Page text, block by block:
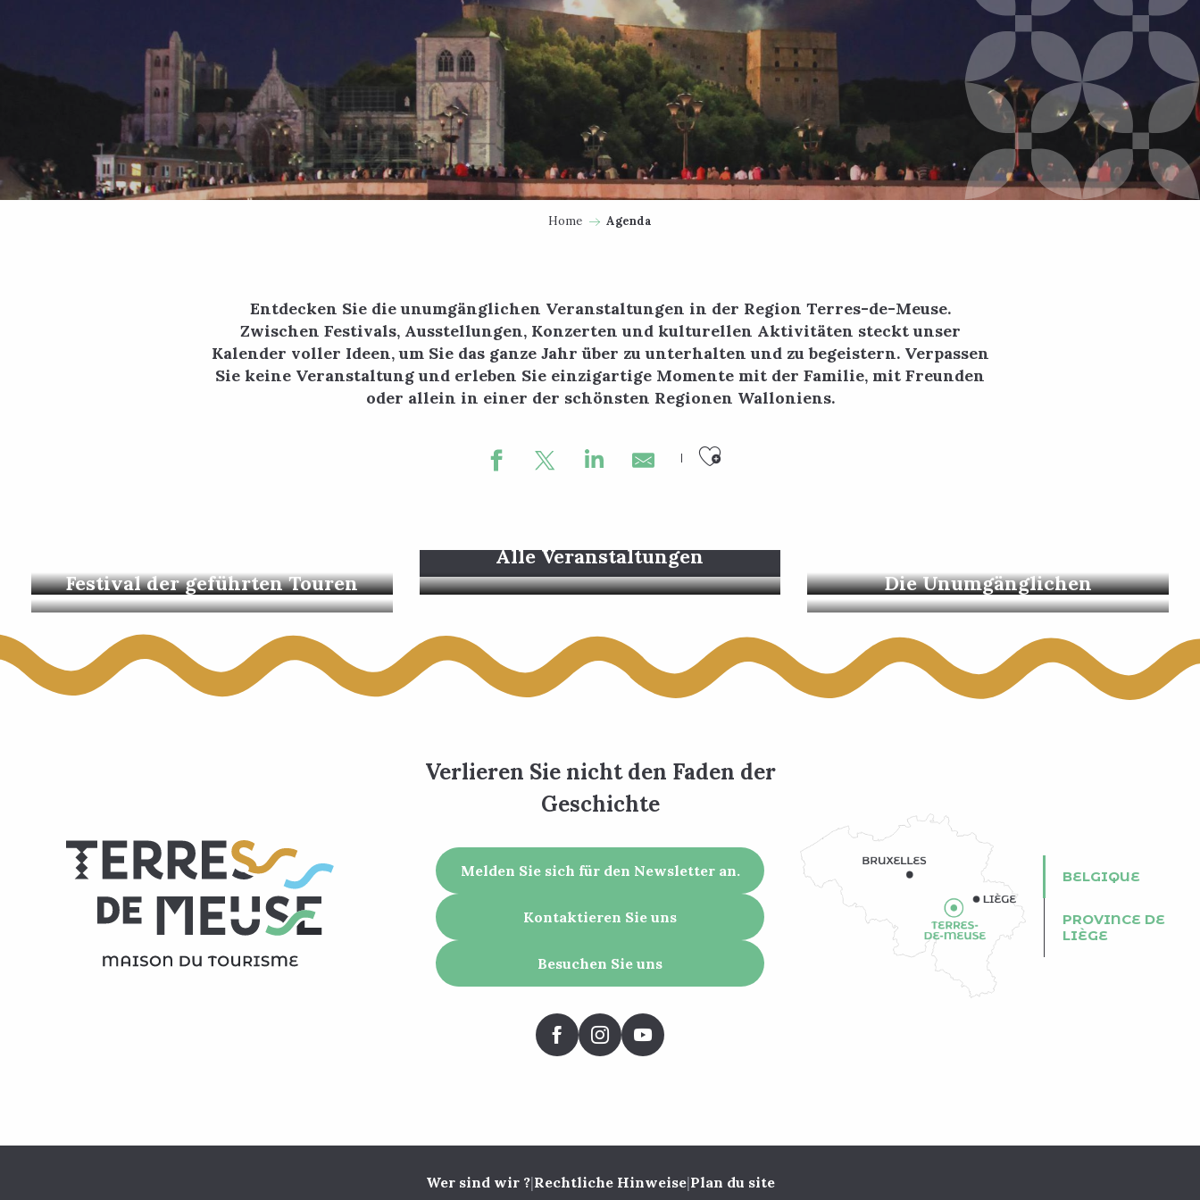
Home Agenda
Entdecken Sie die unumgänglichen Veranstaltungen in der Region Terres-de-Meuse.
Zwischen Festivals, Ausstellungen, Konzerten und kulturellen Aktivitäten steckt unser
Kalender voller Ideen, um Sie das ganze Jahr über zu unterhalten und zu begeistern. Verpassen
Sie keine Veranstaltung und erleben Sie einzigartige Momente mit der Familie, mit Freunden
oder allein in einer der schönsten Regionen Walloniens.
Ajouter aux favoris
Festival der geführten Touren
Alle Veranstaltungen
Die Unumgänglichen
Verlieren Sie nicht den Faden der
Geschichte
Melden Sie sich für den Newsletter an.
Kontaktieren Sie uns
Besuchen Sie uns
BELGIQUE
PROVINCE DE
LIÈGE
Wer sind wir ?|Rechtliche Hinweise|Plan du site